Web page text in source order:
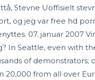
Stevne Uoffisielt
og jeg var free hd
07. januar 2007
In Seattle, even with
of demonstrators;
20,000 from all over